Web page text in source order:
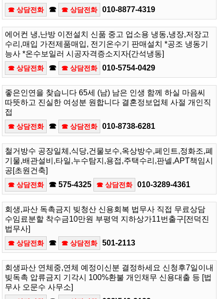
☎ 상담전화 ☎ ☎ 상담전화 010-8877-4319
에어컨 냉,난방 이전설치 신품 중고 업소용 냉동,냉장,저장고
수리,매입 가전제품매입, 전기온수기 판매설치 *공조 냉동기
능사 *온수보일러 시공자격증소지자{간석냉동]
☎ 상담전화 ☎ ☎ 상담전화 010-5754-0429
좋은인연을 찾습니다 65세 (남) 남은 인생 함께 하실 마음씨
따뜻하고 진실한 여성분 원합니다 결혼정보업체 사절 개인직
접
☎ 상담전화 ☎ ☎ 상담전화 010-8738-6281
철거방수 공장일체,식당,건물보수,옥상방수,페인트,정화조,폐
기물,배관설비,타일,누수탐지,용접,주택수리,판넬,APT책임시
공[초원건축]
☎ 상담전화 ☎ 575-4325 ☎ 상담전화 010-3289-4361
회생,파산 독촉금지 빚청산 신용회복 법무사 직접 무료상담
수임료분할 착수금10만원 부평역 지하상가11번출구[전덕진
법무사]
☎ 상담전화 ☎ ☎ 상담전화 501-2113
회생파산 연체중,연체 예정이신분 결정하세요 신청후7일이내
빚독촉 압류금지 기각시 100%환불 개인채무 신용대출 등 [법
무사 오문수 사무소]